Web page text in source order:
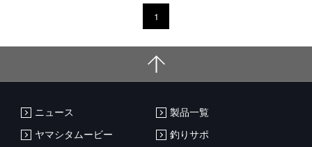
1
ニュース
製品一覧
ヤマシタムービー
釣りサポ